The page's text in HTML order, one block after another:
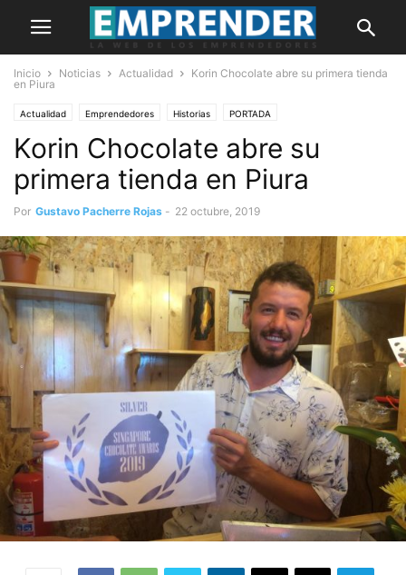
Inicio Noticias Actualidad
Korin Chocolate abre su primera tienda
en Piura
Actualidad Emprendedores Historias PORTADA
Korin Chocolate abre su
primera tienda en Piura
Por Gustavo Pacherre Rojas - 22 octubre, 2019